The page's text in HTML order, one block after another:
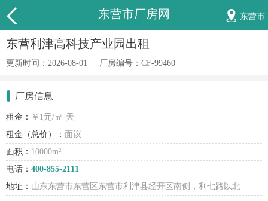
东营市厂房网 东营市
东营利津高科技产业园出租
更新时间：2026-08-01 厂房编号：CF-99460
厂房信息
租金： ￥1元/㎡·天
租金（总价）： 面议
面积： 10000m²
电话： 400-855-2111
地址： 山东东营市东营区东营市利津县经开区南侧，利七路以北